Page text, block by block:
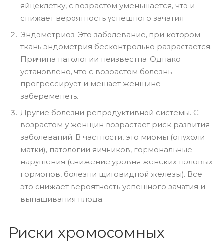
яйцеклетку, с возрастом уменьшается, что и
снижает вероятность успешного зачатия.
Эндометриоз. Это заболевание, при котором
ткань эндометрия бесконтрольно разрастается.
Причина патологии неизвестна. Однако
установлено, что с возрастом болезнь
прогрессирует и мешает женщине
забеременеть.
Другие болезни репродуктивной системы. С
возрастом у женщин возрастает риск развития
заболеваний. В частности, это миомы (опухоли
матки), патологии яичников, гормональные
нарушения (снижение уровня женских половых
гормонов, болезни щитовидной железы). Все
это снижает вероятность успешного зачатия и
вынашивания плода.
Риски хромосомных